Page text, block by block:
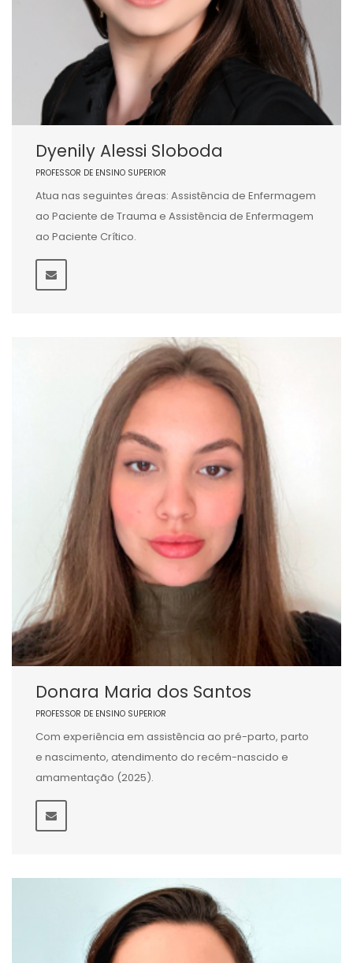
Dyenily Alessi Sloboda
PROFESSOR DE ENSINO SUPERIOR
Atua nas seguintes áreas: Assistência de Enfermagem
ao Paciente de Trauma e Assistência de Enfermagem
ao Paciente Crítico.
Donara Maria dos Santos
PROFESSOR DE ENSINO SUPERIOR
Com experiência em assistência ao pré-parto, parto
e nascimento, atendimento do recém-nascido e
amamentação (2025).